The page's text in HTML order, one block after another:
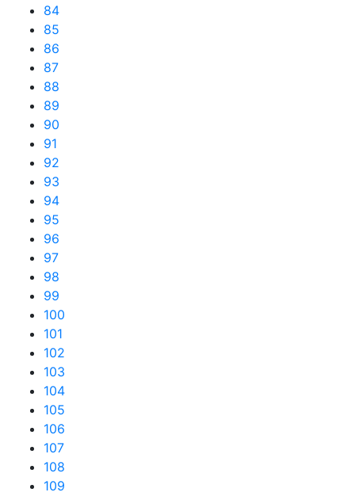
84
85
86
87
88
89
90
91
92
93
94
95
96
97
98
99
100
101
102
103
104
105
106
107
108
109